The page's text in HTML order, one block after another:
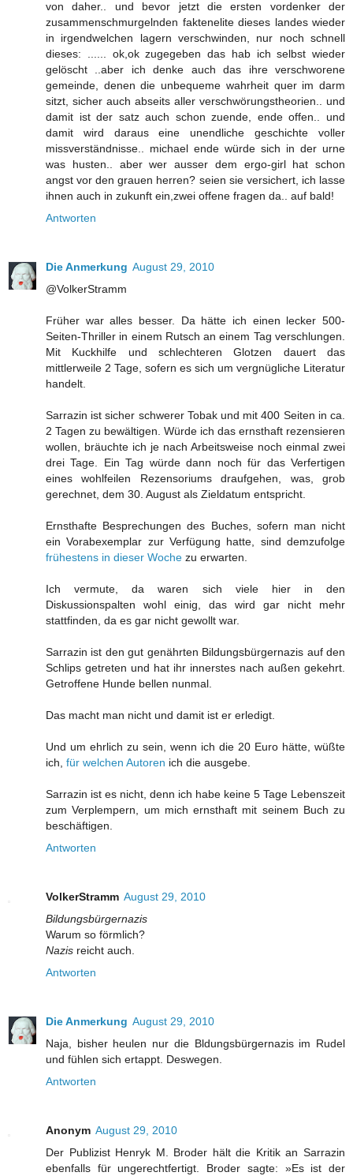
von daher.. und bevor jetzt die ersten vordenker der
zusammenschmurgelnden faktenelite dieses landes wieder
in irgendwelchen lagern verschwinden, nur noch schnell
dieses: ...... ok,ok zugegeben das hab ich selbst wieder
gelöscht ..aber ich denke auch das ihre verschworene
gemeinde, denen die unbequeme wahrheit quer im darm
sitzt, sicher auch abseits aller verschwörungstheorien.. und
damit ist der satz auch schon zuende, ende offen.. und
damit wird daraus eine unendliche geschichte voller
missverständnisse.. michael ende würde sich in der urne
was husten.. aber wer ausser dem ergo-girl hat schon
angst vor den grauen herren? seien sie versichert, ich lasse
ihnen auch in zukunft ein,zwei offene fragen da.. auf bald!
Antworten
Die Anmerkung August 29, 2010
@VolkerStramm
Früher war alles besser. Da hätte ich einen lecker 500-
Seiten-Thriller in einem Rutsch an einem Tag verschlungen.
Mit Kuckhilfe und schlechteren Glotzen dauert das
mittlerweile 2 Tage, sofern es sich um vergnügliche Literatur
handelt.
Sarrazin ist sicher schwerer Tobak und mit 400 Seiten in ca.
2 Tagen zu bewältigen. Würde ich das ernsthaft rezensieren
wollen, bräuchte ich je nach Arbeitsweise noch einmal zwei
drei Tage. Ein Tag würde dann noch für das Verfertigen
eines wohlfeilen Rezensoriums draufgehen, was, grob
gerechnet, dem 30. August als Zieldatum entspricht.
Ernsthafte Besprechungen des Buches, sofern man nicht
ein Vorabexemplar zur Verfügung hatte, sind demzufolge
frühestens in dieser Woche zu erwarten.
Ich vermute, da waren sich viele hier in den
Diskussionspalten wohl einig, das wird gar nicht mehr
stattfinden, da es gar nicht gewollt war.
Sarrazin ist den gut genährten Bildungsbürgernazis auf den
Schlips getreten und hat ihr innerstes nach außen gekehrt.
Getroffene Hunde bellen nunmal.
Das macht man nicht und damit ist er erledigt.
Und um ehrlich zu sein, wenn ich die 20 Euro hätte, wüßte
ich, für welchen Autoren ich die ausgebe.
Sarrazin ist es nicht, denn ich habe keine 5 Tage Lebenszeit
zum Verplempern, um mich ernsthaft mit seinem Buch zu
beschäftigen.
Antworten
VolkerStramm August 29, 2010
Bildungsbürgernazis
Warum so förmlich?
Nazis reicht auch.
Antworten
Die Anmerkung August 29, 2010
Naja, bisher heulen nur die Bldungsbürgernazis im Rudel
und fühlen sich ertappt. Deswegen.
Antworten
Anonym August 29, 2010
Der Publizist Henryk M. Broder hält die Kritik an Sarrazin
ebenfalls für ungerechtfertigt. Broder sagte: »Es ist der